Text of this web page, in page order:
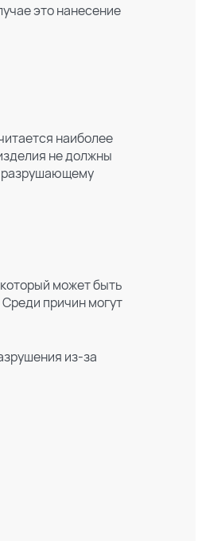
это нанесение
наиболее
не должны
разрушающему
может быть
причин могут
из-за